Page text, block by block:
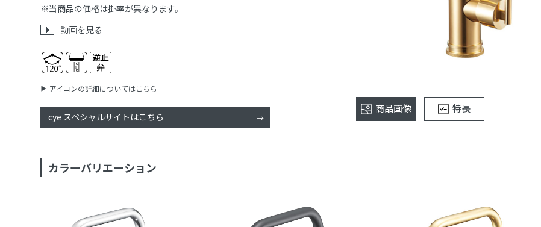
※当商品の価格は掛率が異なります。
動画を見る
アイコンの詳細についてはこちら
cye スペシャルサイトはこちら
商品画像 特長
カラーバリエーション